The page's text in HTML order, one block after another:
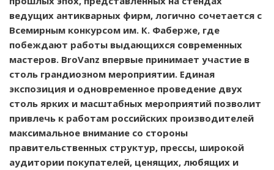
ведущих антикварных фирм, логично сочетается с
Всемирным конкурсом им. К. Фаберже, где
побеждают работы выдающихся современных
мастеров. BroVanz впервые принимает участие в
столь грандиозном мероприятии. Единая
экспозиция и одновременное проведение двух
столь ярких и масштабных мероприятий позволит
привлечь к работам российских производителей
максимальное внимание со стороны
правительственных структур, прессы, широкой
аудитории покупателей, ценящих, любящих и